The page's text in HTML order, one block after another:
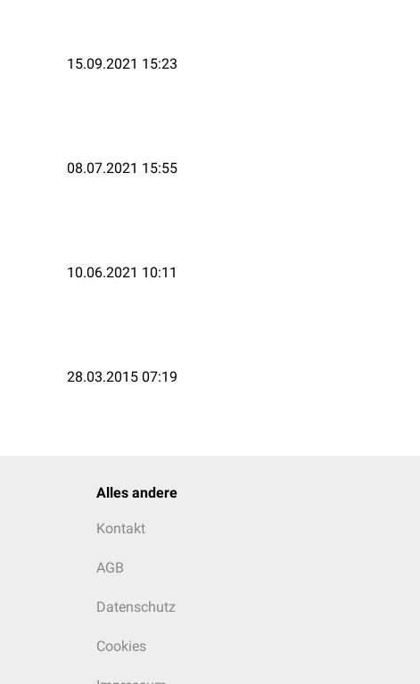
15.09.2021 15:23
08.07.2021 15:55
10.06.2021 10:11
28.03.2015 07:19
Alles andere
Kontakt
AGB
Datenschutz
Cookies